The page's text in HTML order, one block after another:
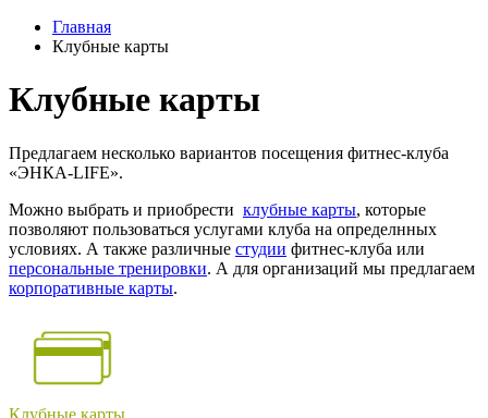
Главная
Клубные карты
Клубные карты
Предлагаем несколько вариантов посещения фитнес-клуба
«ЭНКА-LIFE».
Можно выбрать и приобрести клубные карты, которые
позволяют пользоваться услугами клуба на определнных
условиях. А также различные студии фитнес-клуба или
персональные тренировки. А для организаций мы предлагаем
корпоративные карты.
Клубные карты